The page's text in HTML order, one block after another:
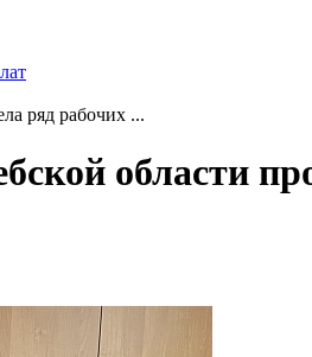
ряд рабочих ...
области